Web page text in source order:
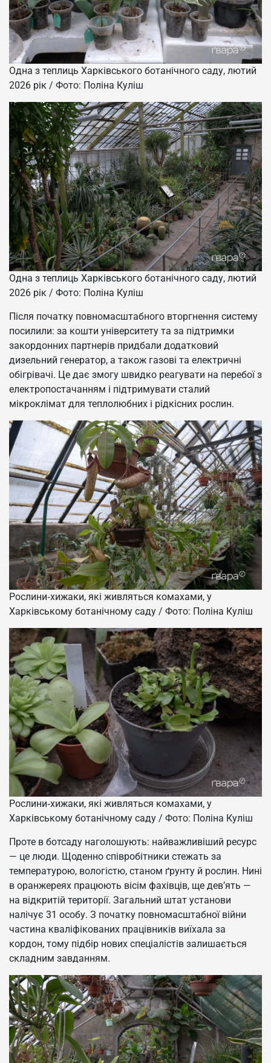
Одна з теплиць Харківського ботанічного саду, лютий
2026 рік / Фото: Поліна Куліш
Одна з теплиць Харківського ботанічного саду, лютий
2026 рік / Фото: Поліна Куліш
Після початку повномасштабного вторгнення систему
посилили: за кошти університету та за підтримки
закордонних партнерів придбали додатковий
дизельний генератор, а також газові та електричні
обігрівачі. Це дає змогу швидко реагувати на перебої з
електропостачанням і підтримувати сталий
мікроклімат для теплолюбних і рідкісних рослин.
Рослини‑хижаки, які живляться комахами, у
Харківському ботанічному саду / Фото: Поліна Куліш
Рослини‑хижаки, які живляться комахами, у
Харківському ботанічному саду / Фото: Поліна Куліш
Проте в ботсаду наголошують: найважливіший ресурс
— це люди. Щоденно співробітники стежать за
температурою, вологістю, станом ґрунту й рослин. Нині
в оранжереях працюють вісім фахівців, ще дев’ять —
на відкритій території. Загальний штат установи
налічує 31 особу. З початку повномасштабної війни
частина кваліфікованих працівників виїхала за
кордон, тому підбір нових спеціалістів залишається
складним завданням.